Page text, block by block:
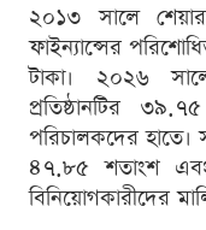
২০১৩ সালে
ফাইন্যান্সের
টাকা। ২০২৬
প্রতিষ্ঠানটির
পরিচালকদের হাতে।
৪৭.৮৫ শতাংশ এবং
বিনিয়োগকারীদের